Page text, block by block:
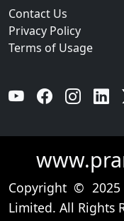
Contact Us
Privacy Policy
Terms of Usage
YouTube Facebook Instagram
Copyright ©
Limited. All Rights